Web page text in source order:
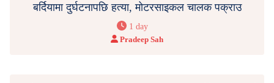
बर्दियामा दुर्घटनापछि हत्या, मोटरसाइकल चालक पक्राउ
1 day
Pradeep Sah